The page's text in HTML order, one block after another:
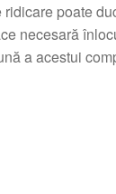
poate
necesară
a acestui